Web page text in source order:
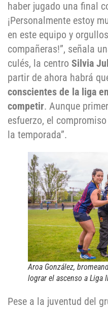
haber jugado una final
¡Personalmente estoy
en este equipo y
compañeras!”, señala
culés, la centro Silvia
partir de ahora habrá
conscientes de la liga
competir. Aunque
esfuerzo, el
la temporada”.
Aroa González,
lograr el ascenso a Liga
Pese a la juventud del